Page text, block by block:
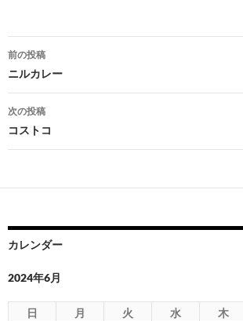
投
稿
ナ
ビ
ゲ
ー
ョ
ン
前の投稿
ニルカレー
次の投稿
コストコ
カレンダー
2024年6月
日 月 火 水 木